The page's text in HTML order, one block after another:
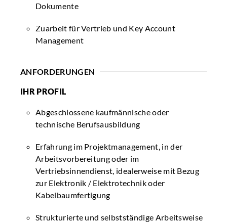
Dokumente
Zuarbeit für Vertrieb und Key Account
Management
ANFORDERUNGEN
IHR PROFIL
Abgeschlossene kaufmännische oder
technische Berufsausbildung
Erfahrung im Projektmanagement, in der
Arbeitsvorbereitung oder im
Vertriebsinnendienst, idealerweise mit Bezug
zur Elektronik / Elektrotechnik oder
Kabelbaumfertigung
Strukturierte und selbstständige Arbeitsweise